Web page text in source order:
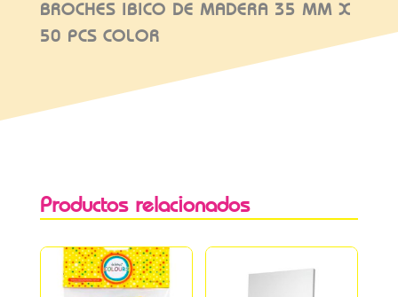
BROCHES IBICO DE MADERA 35 MM X
50 PCS COLOR
Productos relacionados